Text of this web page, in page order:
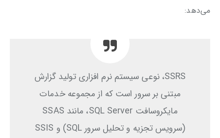
می‌دهد:
SSRS، نوعی سیستم نرم افزاری تولید گزارش
مبتنی بر سرور است که از مجموعه خدمات
مایکروسافت SQL Server، مانند SSAS
(سرویس تجزیه و تحلیل سرور SQL) و SSIS